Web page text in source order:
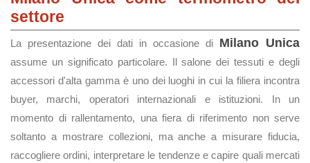
settore
La presentazione dei dati in occasione di Milano Unica
assume un significato particolare. Il salone dei tessuti e degli
accessori d'alta gamma è uno dei luoghi in cui la filiera incontra
buyer, marchi, operatori internazionali e istituzioni. In un
momento di rallentamento, una fiera di riferimento non serve
soltanto a mostrare collezioni, ma anche a misurare fiducia,
raccogliere ordini, interpretare le tendenze e capire quali mercati